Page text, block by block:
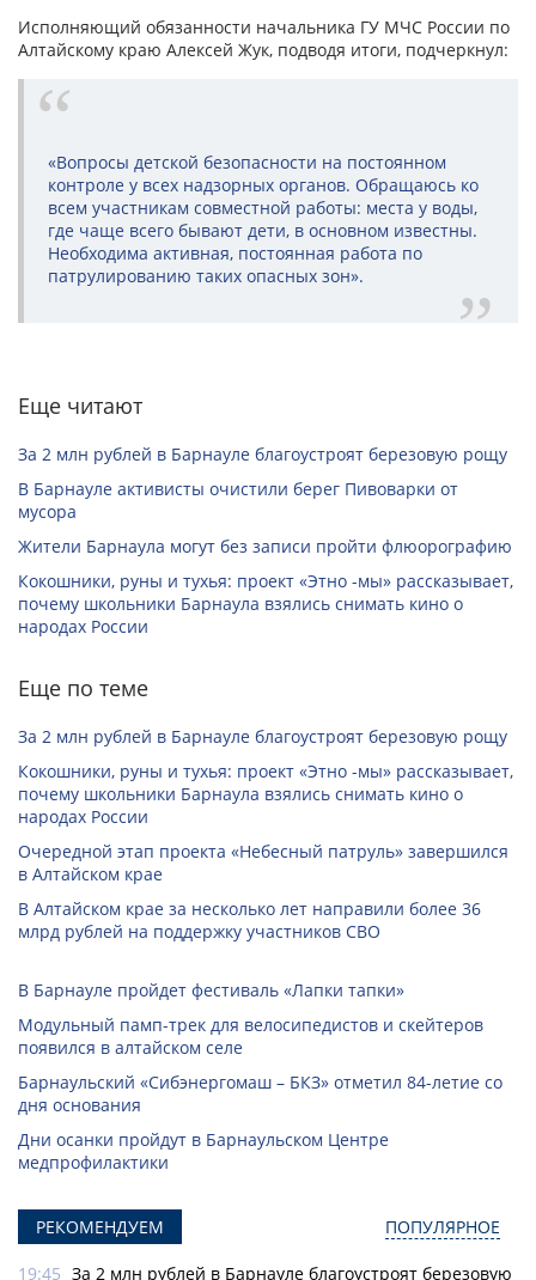
Исполняющий обязанности начальника ГУ МЧС России по
Алтайскому краю Алексей Жук, подводя итоги, подчеркнул:
«Вопросы детской безопасности на постоянном
контроле у всех надзорных органов. Обращаюсь ко
всем участникам совместной работы: места у воды,
где чаще всего бывают дети, в основном известны.
Необходима активная, постоянная работа по
патрулированию таких опасных зон».
Еще читают
За 2 млн рублей в Барнауле благоустроят березовую рощу
В Барнауле активисты очистили берег Пивоварки от
мусора
Жители Барнаула могут без записи пройти флюорографию
Кокошники, руны и тухья: проект «Этно -мы» рассказывает,
почему школьники Барнаула взялись снимать кино о
народах России
Еще по теме
За 2 млн рублей в Барнауле благоустроят березовую рощу
Кокошники, руны и тухья: проект «Этно -мы» рассказывает,
почему школьники Барнаула взялись снимать кино о
народах России
Очередной этап проекта «Небесный патруль» завершился
в Алтайском крае
В Алтайском крае за несколько лет направили более 36
млрд рублей на поддержку участников СВО
В Барнауле пройдет фестиваль «Лапки тапки»
Модульный памп-трек для велосипедистов и скейтеров
появился в алтайском селе
Барнаульский «Сибэнергомаш – БКЗ» отметил 84-летие со
дня основания
Дни осанки пройдут в Барнаульском Центре
медпрофилактики
РЕКОМЕНДУЕМ ПОПУЛЯРНОЕ
19:45 За 2 млн рублей в Барнауле благоустроят березовую